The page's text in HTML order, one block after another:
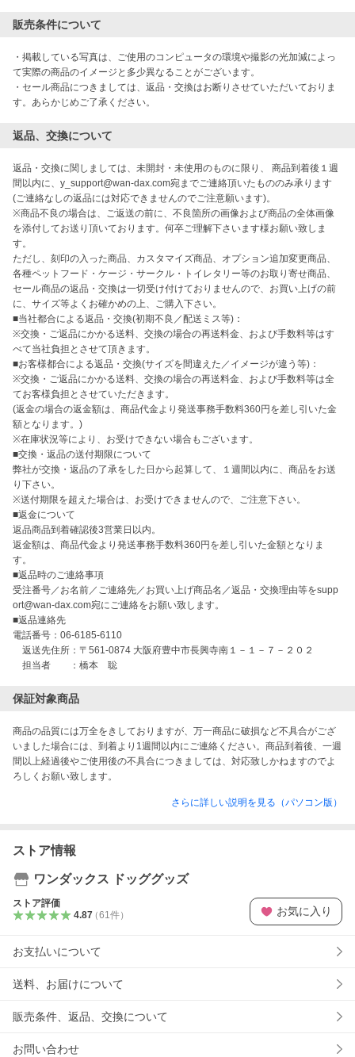
販売条件について
・掲載している写真は、ご使用のコンピュータの環境や撮影の光加減によっ
て実際の商品のイメージと多少異なることがございます。
・セール商品につきましては、返品・交換はお断りさせていただいておりま
す。あらかじめご了承ください。
返品、交換について
返品・交換に関しましては、未開封・未使用のものに限り、 商品到着後１週
間以内に、y_support@wan-dax.com宛までご連絡頂いたもののみ承ります
(ご連絡なしの返品には対応できませんのでご注意願います)。
※商品不良の場合は、ご返送の前に、不良箇所の画像および商品の全体画像
を添付してお送り頂いております。何卒ご理解下さいます様お願い致しま
す。
ただし、刻印の入った商品、カスタマイズ商品、オプション追加変更商品、
各種ペットフード・ケージ・サークル・トイレタリー等のお取り寄せ商品、
セール商品の返品・交換は一切受け付けておりませんので、お買い上げの前
に、サイズ等よくお確かめの上、ご購入下さい。
■当社都合による返品・交換(初期不良／配送ミス等)：
※交換・ご返品にかかる送料、交換の場合の再送料金、および手数料等はす
べて当社負担とさせて頂きます。
■お客様都合による返品・交換(サイズを間違えた／イメージが違う等)：
※交換・ご返品にかかる送料、交換の場合の再送料金、および手数料等は全
てお客様負担とさせていただきます。
(返金の場合の返金額は、商品代金より発送事務手数料360円を差し引いた金
額となります。)
※在庫状況等により、お受けできない場合もございます。
■交換・返品の送付期限について
弊社が交換・返品の了承をした日から起算して、１週間以内に、商品をお送
り下さい。
※送付期限を超えた場合は、お受けできませんので、ご注意下さい。
■返金について
返品商品到着確認後3営業日以内。
返金額は、商品代金より発送事務手数料360円を差し引いた金額となりま
す。
■返品時のご連絡事項
受注番号／お名前／ご連絡先／お買い上げ商品名／返品・交換理由等をsupp
ort@wan-dax.com宛にご連絡をお願い致します。
■返品連絡先
電話番号：06-6185-6110
返送先住所：〒561-0874 大阪府豊中市長興寺南１－１－７－２０２
担当者　　：橋本　聡
保証対象商品
商品の品質には万全をきしておりますが、万一商品に破損など不具合がござ
いました場合には、到着より1週間以内にご連絡ください。商品到着後、一週
間以上経過後やご使用後の不具合につきましては、対応致しかねますのでよ
ろしくお願い致します。
さらに詳しい説明を見る（パソコン版）
ストア情報
ワンダックス ドッググッズ
ストア評価
4.87（61件） お気に入り
お支払いについて
送料、お届けについて
販売条件、返品、交換について
お問い合わせ